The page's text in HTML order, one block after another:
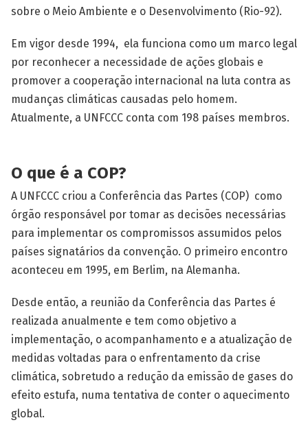
sobre o Meio Ambiente e o Desenvolvimento (Rio-92).
Em vigor desde 1994, ela funciona como um marco legal
por reconhecer a necessidade de ações globais e
promover a cooperação internacional na luta contra as
mudanças climáticas causadas pelo homem.
Atualmente, a UNFCCC conta com 198 países membros.
O que é a COP?
A UNFCCC criou a Conferência das Partes (COP) como
órgão responsável por tomar as decisões necessárias
para implementar os compromissos assumidos pelos
países signatários da convenção. O primeiro encontro
aconteceu em 1995, em Berlim, na Alemanha.
Desde então, a reunião da Conferência das Partes é
realizada anualmente e tem como objetivo a
implementação, o acompanhamento e a atualização de
medidas voltadas para o enfrentamento da crise
climática, sobretudo a redução da emissão de gases do
efeito estufa, numa tentativa de conter o aquecimento
global.